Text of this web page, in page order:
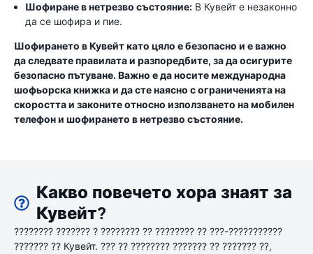
Шофиране в нетрезво състояние: В Кувейт е незаконно
да се шофира и пие.
Шофирането в Кувейт като цяло е безопасно и е важно
да следвате правилата и разпоредбите, за да осигурите
безопасно пътуване. Важно е да носите международна
шофьорска книжка и да сте наясно с ограниченията на
скоростта и законите относно използването на мобилен
телефон и шофирането в нетрезво състояние.
Какво повечето хора знаят за
Кувейт?
???????? ??????? ? ???????? ?? ???????? ?? ???-???????????
??????? ?? Кувейт. ??? ?? ???????? ??????? ?? ??????? ??,